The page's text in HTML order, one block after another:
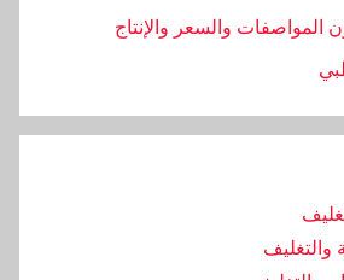
المواصفات والسعر والإنتاج
والتغليف